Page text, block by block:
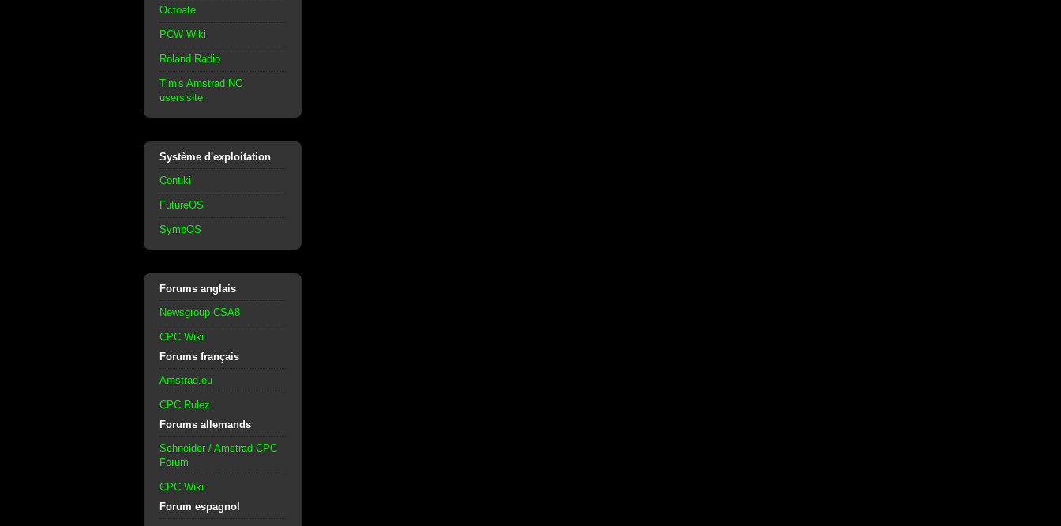
Octoate
PCW Wiki
Roland Radio
Tim's Amstrad NC
users'site
Système d'exploitation
Contiki
FutureOS
SymbOS
Forums anglais
Newsgroup CSA8
CPC Wiki
Forums français
Amstrad.eu
CPC Rulez
Forums allemands
Schneider / Amstrad CPC
Forum
CPC Wiki
Forum espagnol